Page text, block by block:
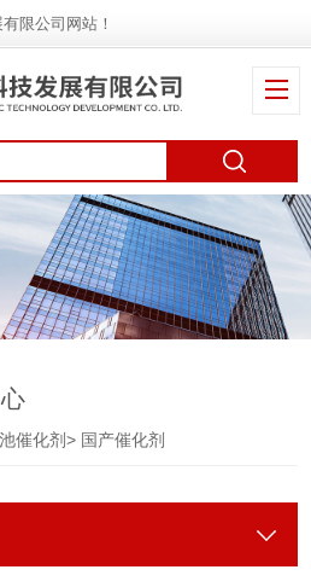
限公司网站！
催化剂> 国产催化剂